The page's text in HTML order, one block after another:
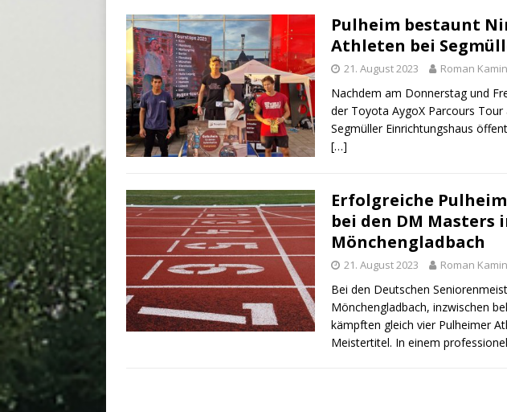
Pulheim bestaunt
Athleten bei
21. August 2023 Roman
Nachdem am Donnerstag und
der Toyota AygoX Parcours
Segmüller Einrichtungshaus
[…]
Erfolgreiche
bei den DM Masters
Mönchengladbach
21. August 2023 Roman
Bei den Deutschen
Mönchengladbach, inzwischen
kämpften gleich vier Pulheimer
Meistertitel. In einem